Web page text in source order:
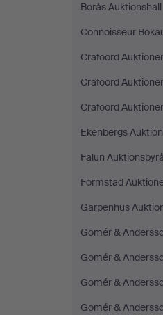
Borås Auktionshall
Connoisseur
Crafoord
Crafoord
Crafoord
Ekenbergs
Falun Auktionsbyrå
Formstad
Garpenhus
Gomér &
Gomér &
Gomér &
Gomér &